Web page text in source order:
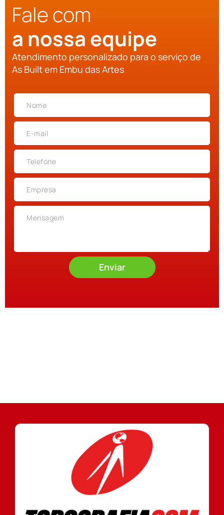
Fale com
a nossa equipe
Atendimento personalizado para o serviço de
As Built em Embu das Artes
Enviar